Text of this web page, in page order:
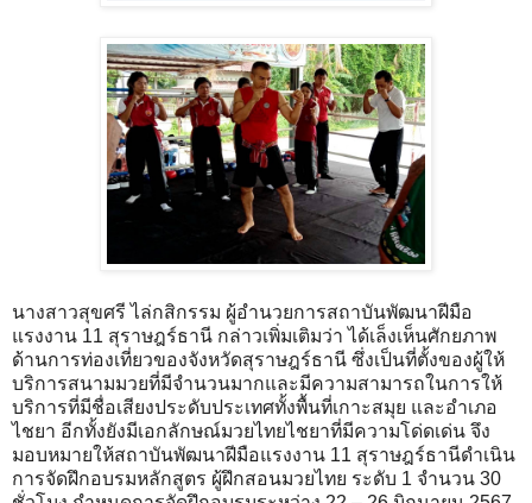
นางสาวสุขศรี ไล่กสิกรรม ผู้อำนวยการสถาบันพัฒนาฝีมือ
แรงงาน 11 สุราษฎร์ธานี กล่าวเพิ่มเติมว่า ได้เล็งเห็นศักยภาพ
ด้านการท่องเที่ยวของจังหวัดสุราษฎร์ธานี ซึ่งเป็นที่ตั้งของผู้ให้
บริการสนามมวยที่มีจำนวนมากและมีความสามารถในการให้
บริการที่มีชื่อเสียงประดับประเทศทั้งพื้นที่เกาะสมุย และอำเภอ
ไชยา อีกทั้งยังมีเอกลักษณ์มวยไทยไชยาที่มีความโด่ดเด่น จึง
มอบหมายให้สถาบันพัฒนาฝีมือแรงงาน 11 สุราษฎร์ธานีดำเนิน
การจัดฝึกอบรมหลักสูตร ผู้ฝึกสอนมวยไทย ระดับ 1 จำนวน 30